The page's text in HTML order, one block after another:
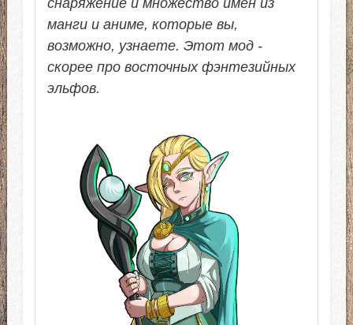
манги и аниме, которые вы,
возможно, узнаете. Этот мод -
скорее про восточных фэнтезийных
эльфов.